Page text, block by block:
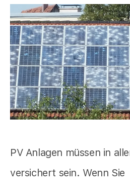
PV Anlagen müssen in
versichert sein. Wenn Sie